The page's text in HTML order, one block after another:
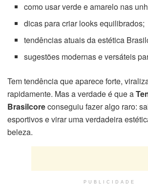
como usar verde e amarelo nas
dicas para criar looks equilibrados;
tendências atuais da estética
sugestões modernas e versáteis
Tem tendência que aparece forte,
rapidamente. Mas a verdade é que a
Brasilcoreconseguiu fazer algo raro:
esportivos e virar uma verdadeira
beleza.
PUBLICIDADE